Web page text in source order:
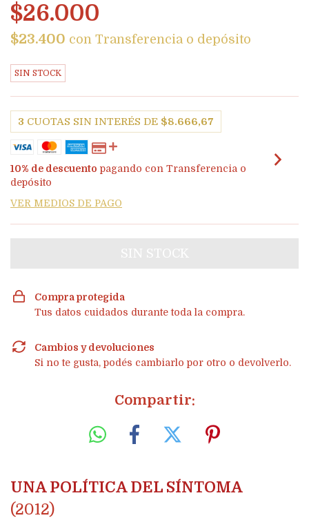
$26.000
$23.400 con Transferencia o depósito
SIN STOCK
3 CUOTAS SIN INTERÉS DE $8.666,67
10% de descuento pagando con Transferencia o
depósito
VER MEDIOS DE PAGO
Compra protegida
Tus datos cuidados durante toda la compra.
Cambios y devoluciones
Si no te gusta, podés cambiarlo por otro o devolverlo.
Compartir:
UNA POLÍTICA DEL SÍNTOMA
(2012)